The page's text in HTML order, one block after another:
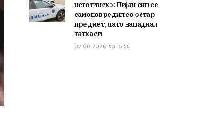
неготинско: Пијан син се
самоповредил со остар
предмет, па го нападнал
татка си
02.08.2026 во 15:50